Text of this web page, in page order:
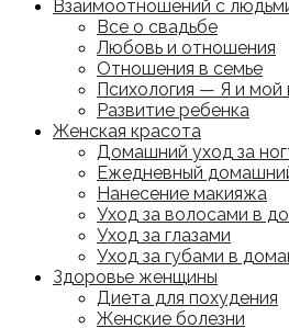
Взаимоотношений с
Все о свадьбе
Любовь и отношения
Отношения в семье
Психология — Я и мой
Развитие ребенка
Женская красота
Домашний уход за
Ежедневный
Нанесение макияжа
Уход за волосами в
Уход за глазами
Уход за губами в
Здоровье женщины
Диета для похудения
Женские болезни